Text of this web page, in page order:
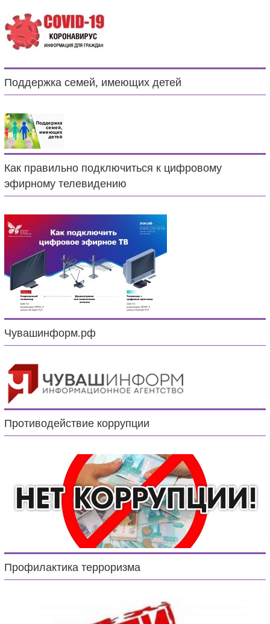
Поддержка семей, имеющих детей
Как правильно подключиться к цифровому
эфирному телевидению
Чувашинформ.рф
Противодействие коррупции
Профилактика терроризма